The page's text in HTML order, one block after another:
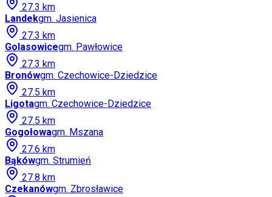
27.3 km
Landekgm. Jasienica
27.3 km
Golasowicegm. Pawłowice
27.3 km
Bronówgm. Czechowice-Dziedzice
27.5 km
Ligotagm. Czechowice-Dziedzice
27.5 km
Gogołowagm. Mszana
27.6 km
Bąkówgm. Strumień
27.8 km
Czekanówgm. Zbrosławice